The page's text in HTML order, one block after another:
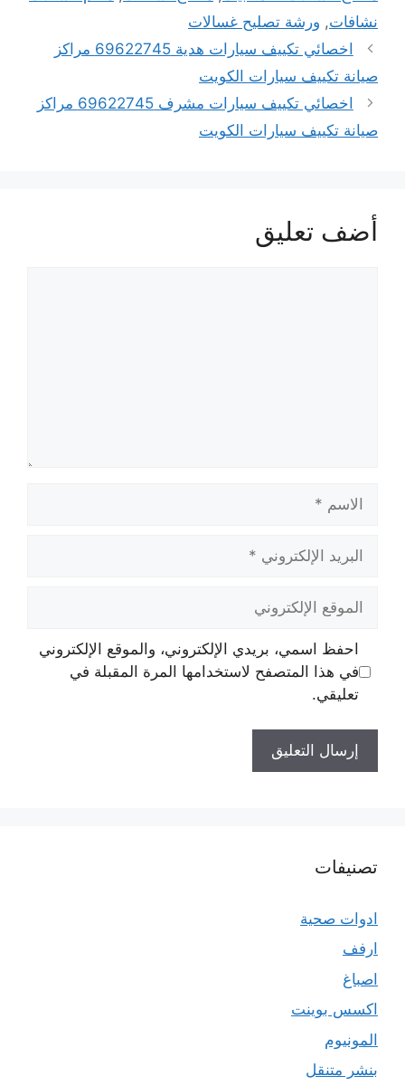
نشافات, ورشة تصليح غسالات
اخصائي تكييف سيارات هدية 69622745 مراكز
صيانة تكييف سيارات الكويت
اخصائي تكييف سيارات مشرف 69622745 مراكز
صيانة تكييف سيارات الكويت
أضف تعليق
الاسم
البريد
الإلكتروني
الموقع
الإلكتروني
احفظ اسمي، بريدي الإلكتروني، والموقع الإلكتروني
في هذا المتصفح لاستخدامها المرة المقبلة في
تعليقي.
تصنيفات
ادوات صحية
ارفف
اصباغ
اكسس بوينت
المونيوم
بنشر متنقل